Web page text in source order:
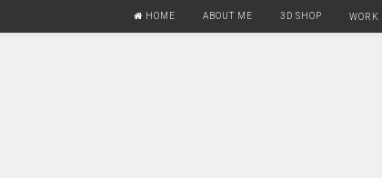
HOME ABOUT ME 3D SHOP WORK